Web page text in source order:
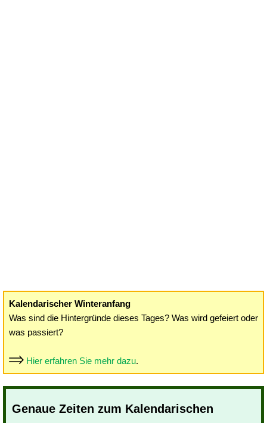
Kalendarischer Winteranfang
Was sind die Hintergründe dieses Tages? Was wird gefeiert oder
was passiert?
Hier erfahren Sie mehr dazu.
Genaue Zeiten zum Kalendarischen